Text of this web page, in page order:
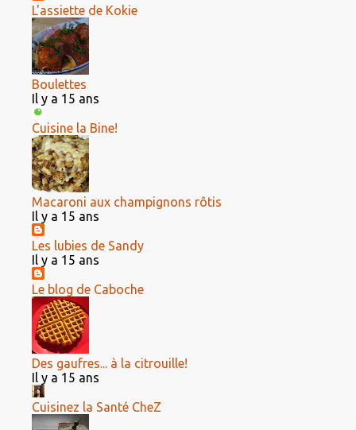
L'assiette de Kokie
Boulettes
Il y a 15 ans
Cuisine la Bine!
Macaroni aux champignons rôtis
Il y a 15 ans
Les lubies de Sandy
Il y a 15 ans
Le blog de Caboche
Des gaufres... à la citrouille!
Il y a 15 ans
Cuisinez la Santé CheZ